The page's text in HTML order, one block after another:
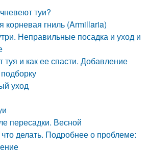
туи?
корневая гниль (Armillaria)
Неправильные посадка и уход и
туя и как ее спасти. Добавление
уход
пересадки. Весной
делать. Подробнее о проблеме: